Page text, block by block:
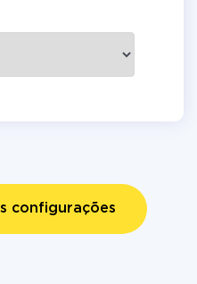
configurações